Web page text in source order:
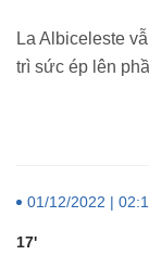
La Albiceleste
trì sức ép lên
01/12/2022 |
17'